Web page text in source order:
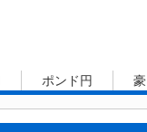
ポンド円